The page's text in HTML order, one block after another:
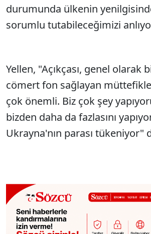
durumunda ülkenin
sorumlu tutabileceğimizi
Yellen, "Açıkçası, genel olarak
cömert fon sağlayan
çok önemli. Biz çok şey
bizden daha da fazlasını
Ukrayna'nın parası tükeniyor"